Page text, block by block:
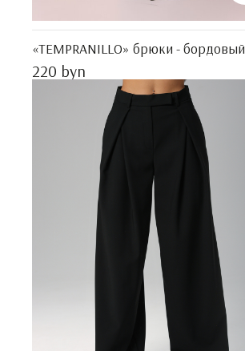
«TEMPRANILLO» брюки - бордовый
220 byn